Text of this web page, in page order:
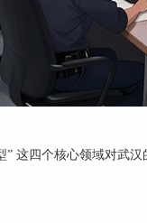
这四个核心领域对武汉